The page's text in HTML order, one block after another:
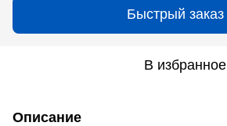
Быстрый заказ
В избранное
Описание